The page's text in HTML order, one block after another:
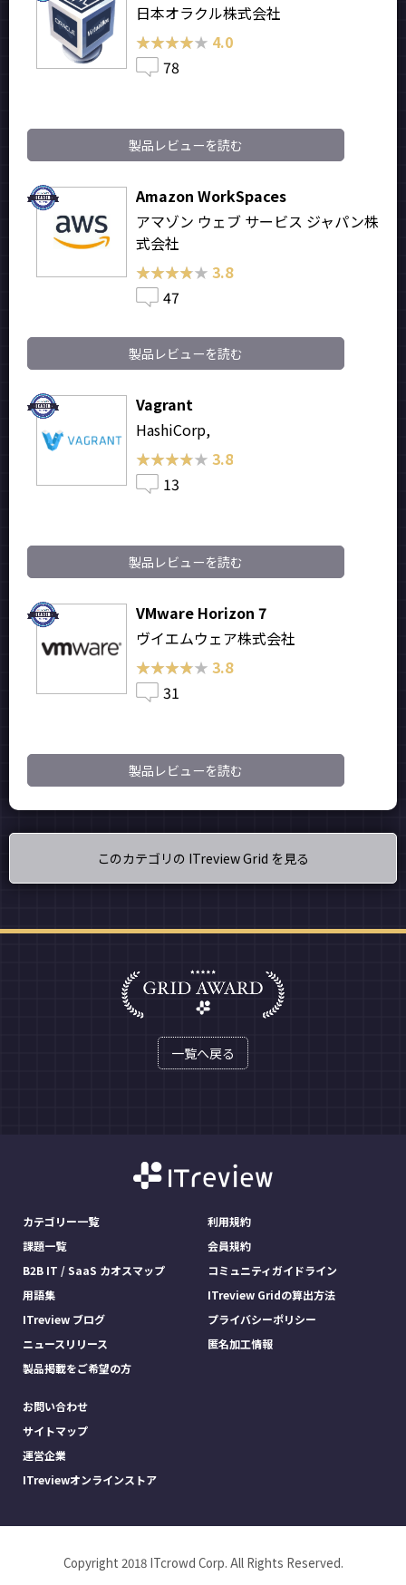
日本オラクル株式会社
★★★★★
★★★★★ 4.0
78
製品レビューを読む
Amazon WorkSpaces
アマゾン ウェブ サービス ジャパン株
式会社
★★★★★
★★★★★ 3.8
47
製品レビューを読む
Vagrant
HashiCorp,
★★★★★
★★★★★ 3.8
13
製品レビューを読む
VMware Horizon 7
ヴイエムウェア株式会社
★★★★★
★★★★★ 3.8
31
製品レビューを読む
このカテゴリの ITreview Grid を見る
一覧へ戻る
カテゴリー一覧
課題一覧
B2B IT / SaaS カオスマップ
用語集
ITreview ブログ
ニュースリリース
製品掲載をご希望の方
利用規約
会員規約
コミュニティガイドライン
ITreview Gridの算出方法
プライバシーポリシー
匿名加工情報
お問い合わせ
サイトマップ
運営企業
ITreviewオンラインストア
Copyright 2018 ITcrowd Corp. All Rights Reserved.